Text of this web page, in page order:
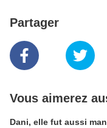
Partager
Vous aimerez
Dani, elle fut aussi